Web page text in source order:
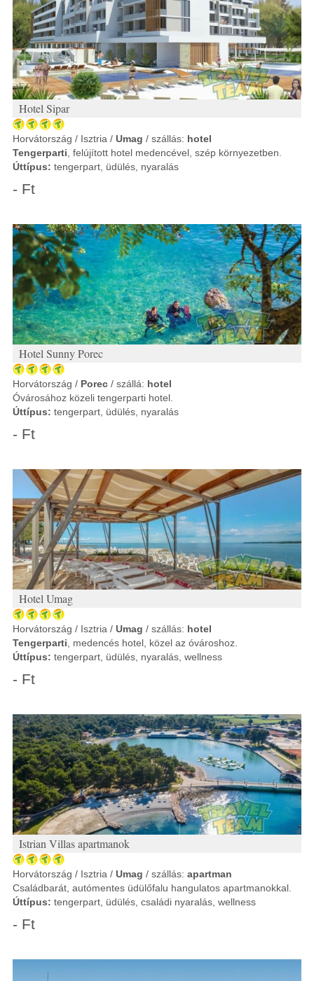
Hotel Sipar
Horvátország / Isztria / Umag / szállás: hotel
Tengerparti , felújított hotel medencével, szép környezetben.
Úttípus: tengerpart, üdülés, nyaralás
- Ft
Hotel Sunny Porec
Horvátország / Porec / szállá: hotel
Óvárosához közeli tengerparti hotel.
Úttípus: tengerpart, üdülés, nyaralás
- Ft
Hotel Umag
Horvátország / Isztria / Umag / szállás: hotel
Tengerparti , medencés hotel, közel az óvároshoz.
Úttípus: tengerpart, üdülés, nyaralás, wellness
- Ft
Istrian Villas apartmanok
Horvátország / Isztria / Umag / szállás: apartman
Családbarát, autómentes üdülőfalu hangulatos apartmanokkal.
Úttípus: tengerpart, üdülés, családi nyaralás, wellness
- Ft